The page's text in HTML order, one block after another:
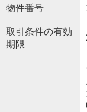
物件番号
取引条件の有効
期限